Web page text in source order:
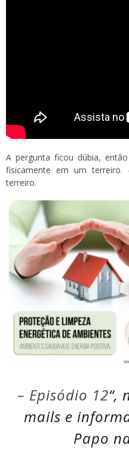
A pergunta ficou dúbia,
fisicamente em um
terreiro.
– Episódio 12“,
mails e
Papo